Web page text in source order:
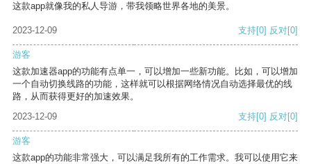
这款app就像我的私人导游，带我领略世界各地的美景。
2023-12-09 支持[0] 反对[0]
游客
这款加速器app的功能有点单一，可以增加一些新功能。比如，可以增加
一个自动切换线路的功能，这样就可以根据网络情况自动选择最优的线
路，从而获得更好的加速效果。
2023-12-09
支持[0] 反对[0]
游客
这款app的功能非常强大，可以满足我所有的工作需求。我可以使用它来